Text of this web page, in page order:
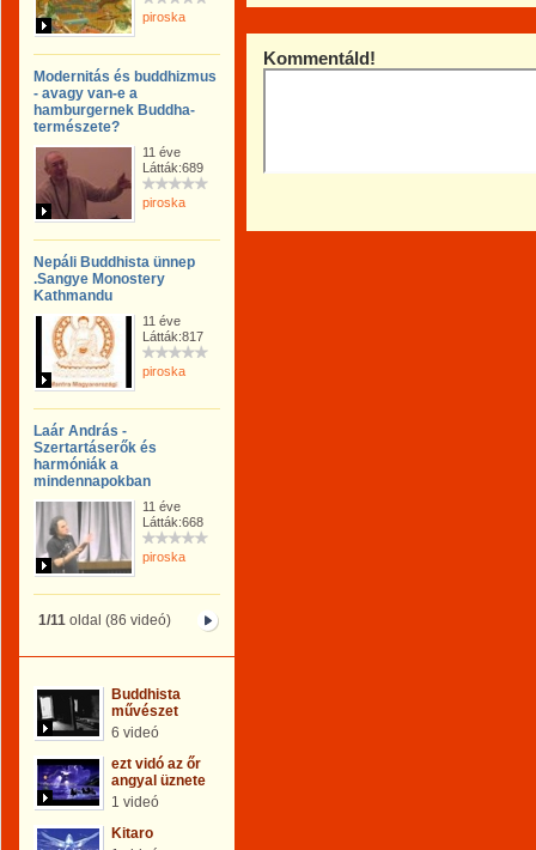
piroska
Modernitás és buddhizmus
- avagy van-e a
hamburgernek Buddha-
természete?
11 éve
Látták:689
piroska
Nepáli Buddhista ünnep
.Sangye Monostery
Kathmandu
11 éve
Látták:817
piroska
Laár András -
Szertartáserők és
harmóniák a
mindennapokban
11 éve
Látták:668
piroska
1/11oldal (86 videó)
Buddhista
művészet
6 videó
ezt vidó az őr
angyal üznete
1 videó
Kitaro
Kommentáld!